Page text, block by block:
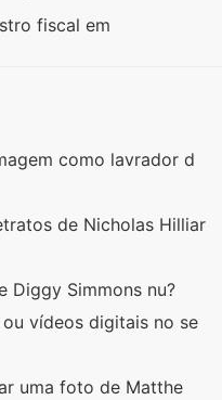
fiscal em
como lavrador d
de Nicholas Hilliar
Diggy Simmons nu?
vídeos digitais no se
uma foto de Matthe